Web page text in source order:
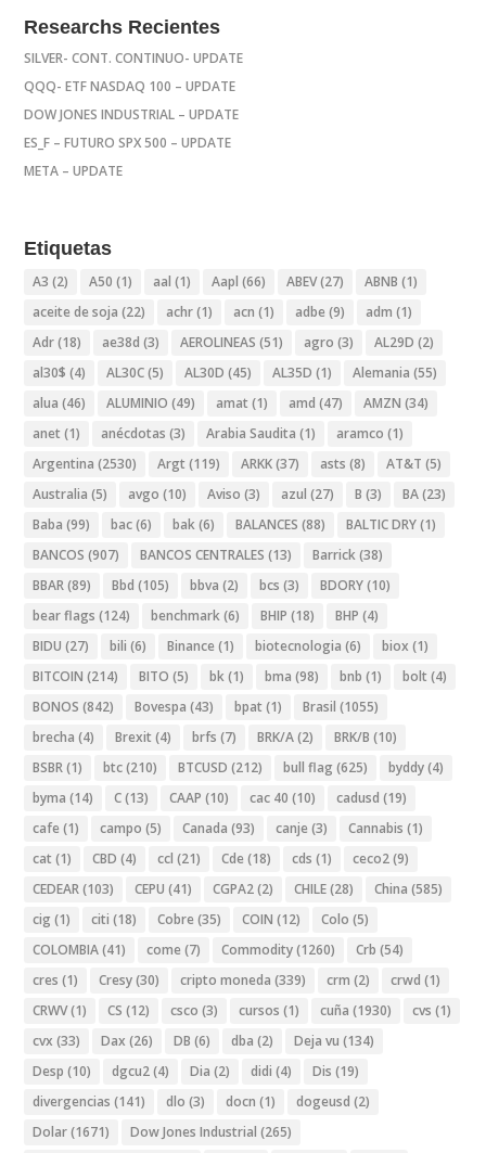
Researchs Recientes
SILVER- CONT. CONTINUO- UPDATE
QQQ- ETF NASDAQ 100 – UPDATE
DOW JONES INDUSTRIAL – UPDATE
ES_F – FUTURO SPX 500 – UPDATE
META – UPDATE
Etiquetas
A3 (2) A50 (1) aal (1) Aapl (66) ABEV(27) ABNB (1)
aceite de soja (22) achr(1) acn (1) adbe (9) adm (1)
Adr(18) ae38d (3) AEROLINEAS (51) agro (3) AL29D (2)
al30$ (4) AL30C(5) AL30D (45) AL35D (1) Alemania (55)
alua (46) ALUMINIO (49) amat (1) amd (47) AMZN (34)
anet (1) anécdotas (3) Arabia Saudita (1) aramco (1)
Argentina (2530) Argt (119) ARKK(37) asts (8) AT&T (5)
Australia (5) avgo (10) Aviso (3) azul (27) B (3) BA(23)
Baba (99) bac(6) bak(6) BALANCES (88) BALTIC DRY(1)
BANCOS (907) BANCOS CENTRALES (13) Barrick(38)
BBAR(89) Bbd (105) bbva (2) bcs (3) BDORY(10)
bear flags (124) benchmark(6) BHIP (18) BHP (4)
BIDU (27) bili (6) Binance (1) biotecnologia (6) biox (1)
BITCOIN (214) BITO (5) bk(1) bma (98) bnb (1) bolt (4)
BONOS (842) Bovespa (43) bpat (1) Brasil (1055)
brecha (4) Brexit (4) brfs (7) BRK/A(2) BRK/B (10)
BSBR(1) btc(210) BTCUSD (212) bull flag (625) byddy(4)
byma (14) C(13) CAAP (10) cac 40 (10) cadusd (19)
cafe (1) campo (5) Canada (93) canje (3) Cannabis (1)
cat (1) CBD (4) ccl (21) Cde (18) cds (1) ceco2(9)
CEDEAR(103) CEPU (41) CGPA2(2) CHILE(28) China (585)
cig (1) citi (18) Cobre (35) COIN (12) Colo (5)
COLOMBIA(41) come (7) Commodity(1260) Crb (54)
cres (1) Cresy(30) cripto moneda (339) crm (2) crwd (1)
CRWV(1) CS (12) csco (3) cursos (1) cuña (1930) cvs (1)
cvx (33) Dax (26) DB (6) dba (2) Deja vu (134)
Desp (10) dgcu2(4) Dia (2) didi (4) Dis (19)
divergencias (141) dlo (3) docn (1) dogeusd (2)
Dolar(1671) Dow Jones Industrial (265)